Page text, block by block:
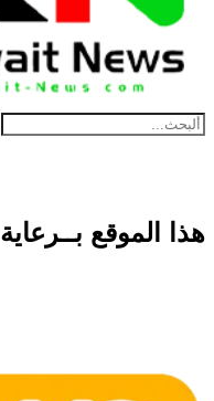
NE
News Elementor
هذا الموقع بــرعاية